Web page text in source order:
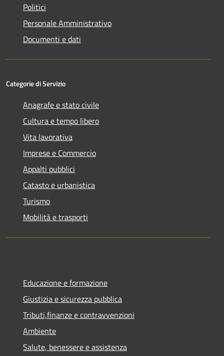
Politici
Personale Amministrativo
Documenti e dati
Categorie di Servizio
Anagrafe e stato civile
Cultura e tempo libero
Vita lavorativa
Imprese e Commercio
Appalti pubblici
Catasto e urbanistica
Turismo
Mobilità e trasporti
Educazione e formazione
Giustizia e sicurezza pubblica
Tributi,finanze e contravvenzioni
Ambiente
Salute, benessere e assistenza